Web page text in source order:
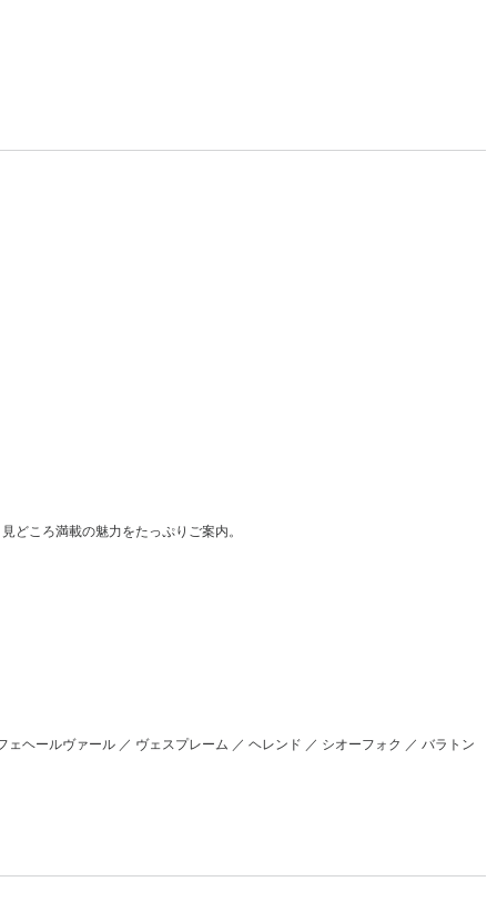
どころ満載の魅力をたっぷりご案内。
ヘールヴァール ／ ヴェスプレーム ／ ヘレンド ／ シオーフォク ／ バラトン